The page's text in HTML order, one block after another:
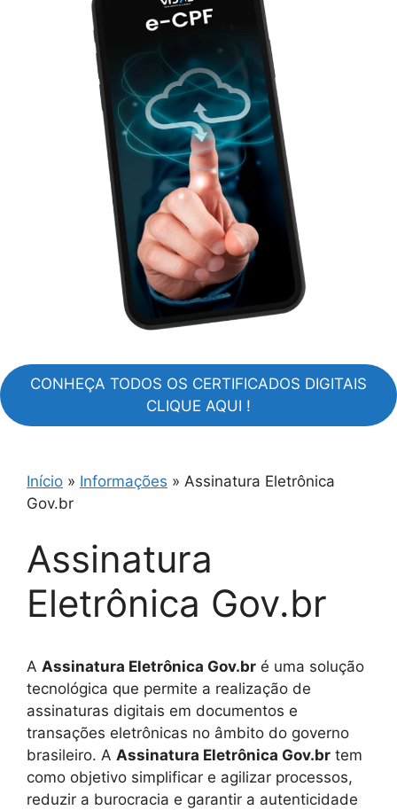
CONHEÇA TODOS OS CERTIFICADOS DIGITAIS
CLIQUE AQUI !
Início » Informações » Assinatura Eletrônica
Gov.br
Assinatura
Eletrônica Gov.br
A Assinatura Eletrônica Gov.br é uma solução
tecnológica que permite a realização de
assinaturas digitais em documentos e
transações eletrônicas no âmbito do governo
brasileiro. A Assinatura Eletrônica Gov.br tem
como objetivo simplificar e agilizar processos,
reduzir a burocracia e garantir a autenticidade